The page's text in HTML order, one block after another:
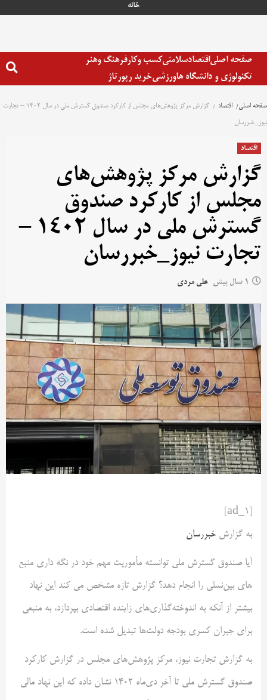
خانه
صفحه اصلیاقتصادسلامتیکسب وکارفرهنگ وهنر
تکنولوژی و دانشگاه هاورزشیخرید رپورتاژ
صفحه اصلی اقتصاد
گزارش مرکز پژوهش‌های مجلس از کارکرد صندوق گسترش ملی در سال ۱۴۰۲ – تجارت
نیوز_خبررسان
اقتصاد
گزارش مرکز پژوهش‌های
مجلس از کارکرد صندوق
گسترش ملی در سال ۱۴۰۲ –
تجارت نیوز_خبررسان
1 سال پیش علی مردی
به گزارش خبررسان
آیا صندوق گسترش ملی توانسته مأموریت مهم خود در نگه داری منبع
های بین‌نسلی را انجام دهد؟ گزارش تازه مشخص می کند این نهاد
بیشتر از آنکه به اندوخته‌گذاری‌های زاینده اقتصادی بپردازد، به منبعی
برای جبران کسری بودجه دولت‌ها تبدیل شده است.
به گزارش تجارت نیوز، مرکز پژوهش‌های مجلس در گزارش کارکرد
صندوق گسترش ملی تا آخر دی‌ماه ۱۴۰۲ نشان داده که این نهاد مالی